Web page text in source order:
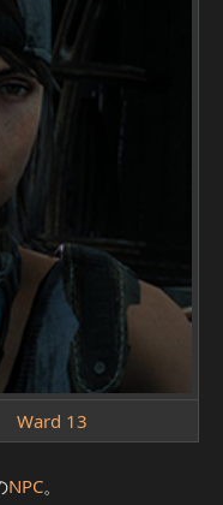
Ward 13
NPC。